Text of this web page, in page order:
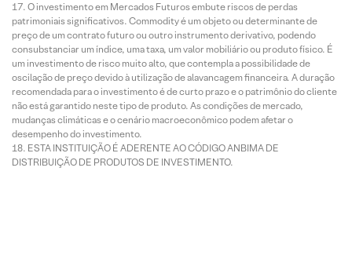
O investimento em Mercados Futuros embute riscos de perdas
patrimoniais significativos. Commodity é um objeto ou determinante de
preço de um contrato futuro ou outro instrumento derivativo, podendo
consubstanciar um índice, uma taxa, um valor mobiliário ou produto físico. É
um investimento de risco muito alto, que contempla a possibilidade de
oscilação de preço devido à utilização de alavancagem financeira. A duração
recomendada para o investimento é de curto prazo e o patrimônio do cliente
não está garantido neste tipo de produto. As condições de mercado,
mudanças climáticas e o cenário macroeconômico podem afetar o
desempenho do investimento.
ESTA INSTITUIÇÃO É ADERENTE AO CÓDIGO ANBIMA DE
DISTRIBUIÇÃO DE PRODUTOS DE INVESTIMENTO.